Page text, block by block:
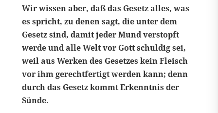
Wir wissen aber, daß das Gesetz alles, was
es spricht, zu denen sagt, die unter dem
Gesetz sind, damit jeder Mund verstopft
werde und alle Welt vor Gott schuldig sei,
weil aus Werken des Gesetzes kein Fleisch
vor ihm gerechtfertigt werden kann; denn
durch das Gesetz kommt Erkenntnis der
Sünde.